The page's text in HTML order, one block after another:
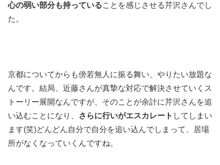
心の弱い部分も持っていることを感じさせる芹沢さんでし
た。
京都についてからも傍若無人に振る舞い、やりたい放題な
んです。結局、近藤さんが真摯な対応で解決させていくス
トーリー展開なんですが、そのことが余計に芹沢さんを追
い込むことになり、
さらに行いがエスカレート してしまい
ます(笑)どんどん自分で自分を追い込んでしまって、居場
所がなくなっていくんですね。